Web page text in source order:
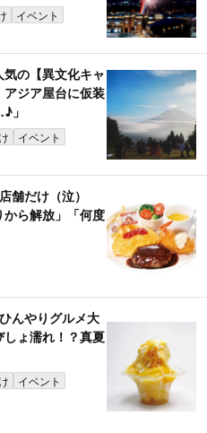
イベント
の【異文化キャ
ジア屋台に仮装
」
イベント
舗だけ（泣）
から解放」「何度
んやりグルメ大
ょ濡れ！？真夏
イベント